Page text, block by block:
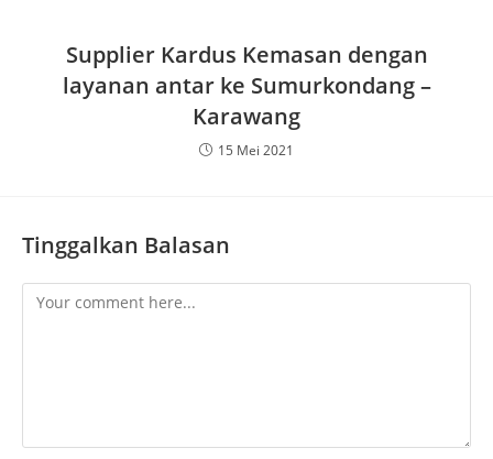
Supplier Kardus Kemasan dengan
layanan antar ke Sumurkondang –
Karawang
15 Mei 2021
Tinggalkan Balasan